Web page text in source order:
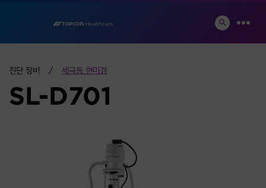
content
SEARCH
TOGGLE
진단 장비 세극등 현미경
SL-D701